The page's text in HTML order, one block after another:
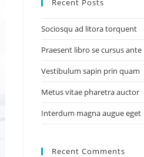
Recent Posts
Sociosqu ad litora torquent
Praesent libro se cursus ante
Vestibulum sapin prin quam
Metus vitae pharetra auctor
Interdum magna augue eget
Recent Comments